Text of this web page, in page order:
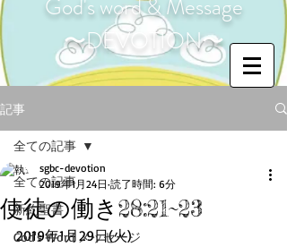
God's word & Message
〜DEVOTION〜
記事
全ての記事
新約聖書
God's Word メッセージ
全ての記事
使徒の働き28:21~23
sgbc-devotion
2019年1月24日 読了時間: 6分
2019年1月29日(火)